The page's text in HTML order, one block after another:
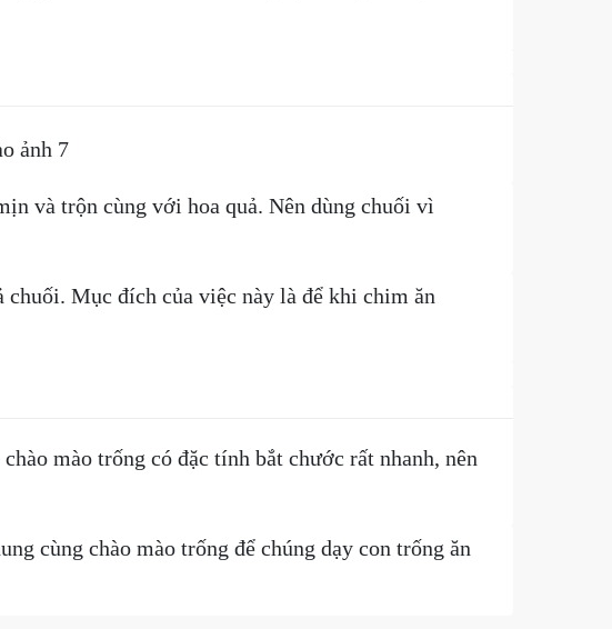
và trộn cùng với hoa quả. Nên dùng chuối vì
chuối. Mục đích của việc này là để khi chim ăn
mào trống có đặc tính bắt chước rất nhanh, nên
cùng chào mào trống để chúng dạy con trống ăn